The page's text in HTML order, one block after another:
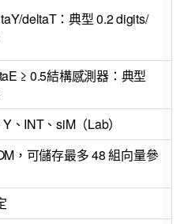
deltaT：典型 0.2 digits/
≥ 0.5結構感測器：典型
、INT、siM（Lab）
，可儲存最多 48 組向量參